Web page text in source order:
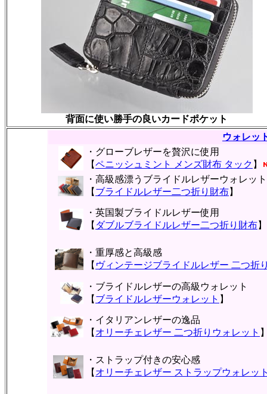
背面に使い勝手の良いカードポケット
ウォレッ
・グローブレザーを贅沢に使用
【ペニッシュミント メンズ財布 タック 】
・高級感漂うブライドルレザーウォレット
【 ブライドルレザー二つ折り財布】
・英国製ブライドルレザー使用
【 ダブルブライドルレザー二つ折り財布】
・重厚感と高級感
【 ヴィンテージブライドルレザー 二つ折
・ブライドルレザーの高級ウォレット
【 ブライドルレザーウォレット 】
・イタリアンレザーの逸品
【 オリーチェレザー 二つ折りウォレット
・ストラップ付きの安心感
【 オリーチェレザー ストラップウォレッ